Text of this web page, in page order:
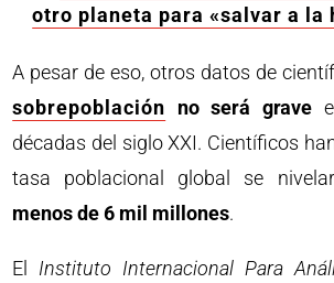
otro planeta para «salvar a la
A pesar de eso, otros datos de
sobrepoblación no será grave
décadas del siglo XXI. Científicos
tasa poblacional global se
menos de 6 mil millones.
El Instituto Internacional Para